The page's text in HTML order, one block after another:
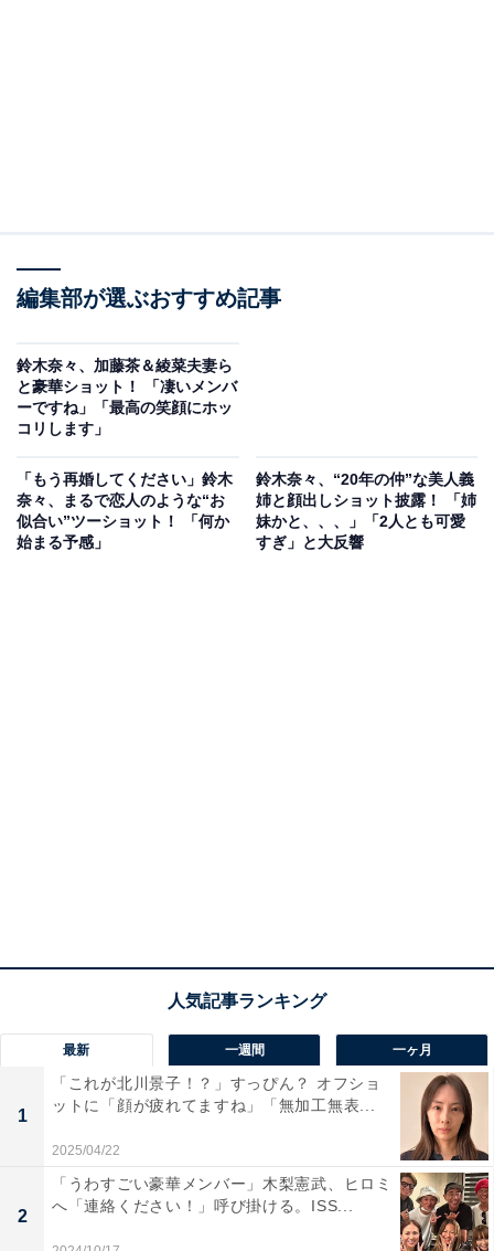
編集部が選ぶおすすめ記事
鈴木奈々、加藤茶＆綾菜夫妻ら
と豪華ショット！ 「凄いメンバ
ーですね」「最高の笑顔にホッ
コリします」
「もう再婚してください」鈴木
奈々、まるで恋人のような“お
似合い”ツーショット！ 「何か
始まる予感」
鈴木奈々、“20年の仲”な美人義
姉と顔出しショット披露！ 「姉
妹かと、、、」「2人とも可愛
すぎ」と大反響
最新 一週間 一ヶ月
1
「これが北川景子！？」すっぴん？ オフショ
ットに「顔が疲れてますね」「無加工無表...
2025/04/22
2
「うわすごい豪華メンバー」木梨憲武、ヒロミ
へ「連絡ください！」呼び掛ける。ISS...